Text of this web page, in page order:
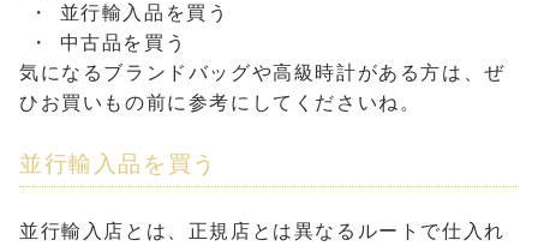
並行輸入品を買う
中古品を買う
気になるブランドバッグや高級時計がある方は、ぜ
ひお買いもの前に参考にしてくださいね。
並行輸入品を買う
並行輸入店とは、正規店とは異なるルートで仕入れ